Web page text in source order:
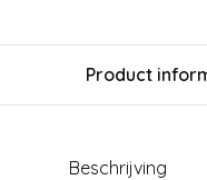
Product
Beschrijving